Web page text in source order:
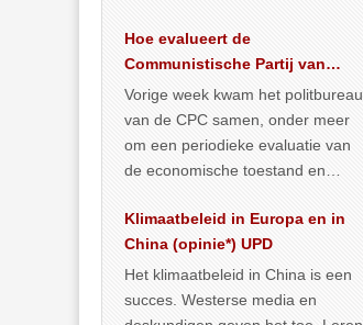
vergroening… >> lees meer
Hoe evalueert de
Communistische Partij van
China de economische
situatie?
Vorige week kwam het politbureau
van de CPC samen, onder meer
om een periodieke evaluatie van
de economische toestand en
publiceerden… >> lees meer
Klimaatbeleid in Europa en in
China (opinie*) UPD
Het klimaatbeleid in China is een
succes. Westerse media en